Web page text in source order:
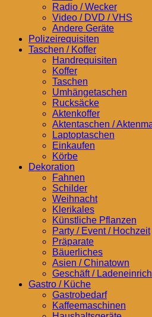
Radio / Wecker
Video / DVD / VHS
Andere Geräte
Polizeirequisiten
Taschen / Koffer
Handrequisiten
Koffer
Taschen
Umhängetaschen
Rucksäcke
Aktenkoffer
Aktentaschen /
Laptoptaschen
Einkaufen
Körbe
Dekoration
Fahnen
Schilder
Weihnacht
Klerikales
Künstliche Pflanzen
Party / Event / Hochzeit
Präparate
Bäuerliches
Asien / Chinatown
Geschäft /
Gastro / Küche
Gastrobedarf
Kaffeemaschinen